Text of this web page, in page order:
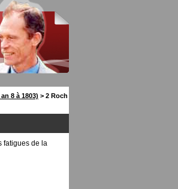
8 à 1803) > 2 Roch
fatigues de la